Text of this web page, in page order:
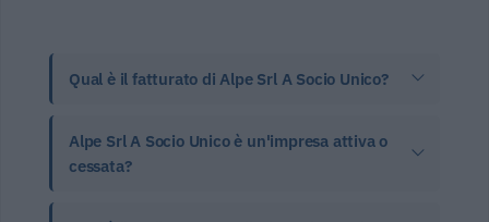
Qual è il fatturato di Alpe Srl A Socio Unico?
Alpe Srl A Socio Unico è un'impresa attiva o
cessata?